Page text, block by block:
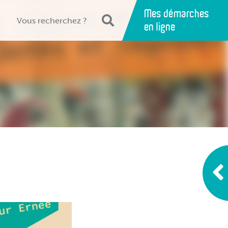
Mes démarches
en ligne